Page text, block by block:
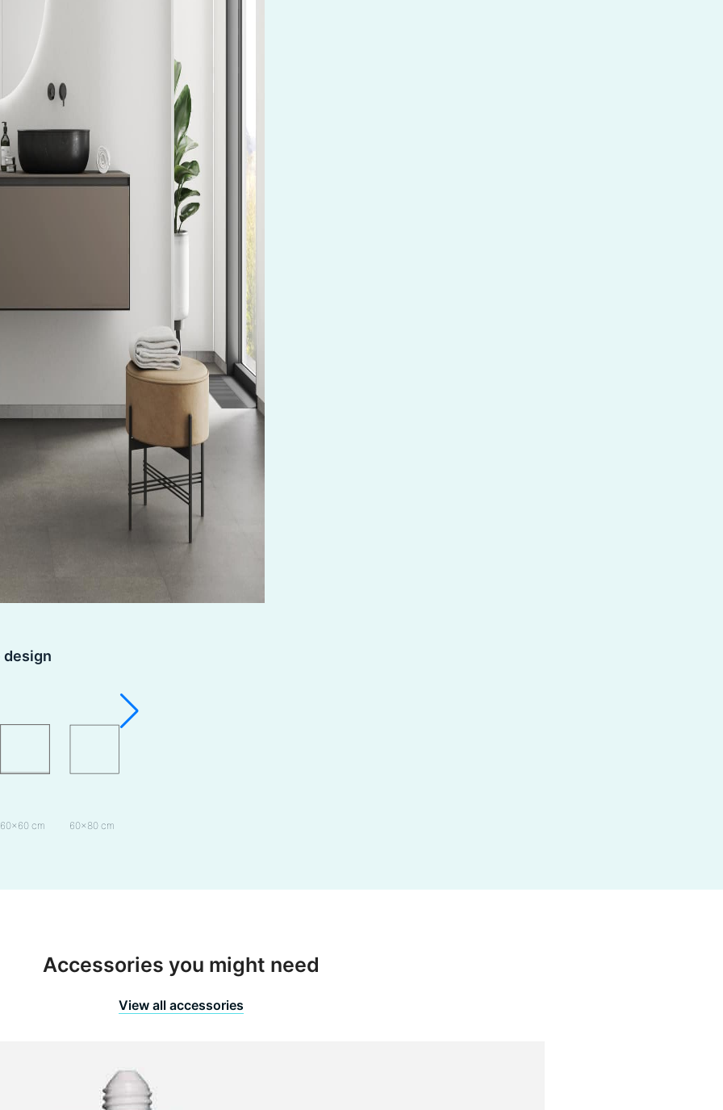
design
60×60 cm 60×80 cm
Accessories you might need
View all accessories